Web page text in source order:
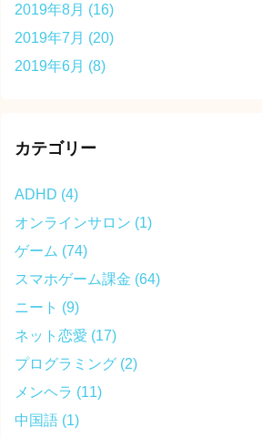
2019年8月 (16)
2019年7月 (20)
2019年6月 (8)
カテゴリー
ADHD (4)
オンラインサロン (1)
ゲーム (74)
スマホゲーム課金 (64)
ニート (9)
ネット恋愛 (17)
プログラミング (2)
メンヘラ (11)
中国語 (1)